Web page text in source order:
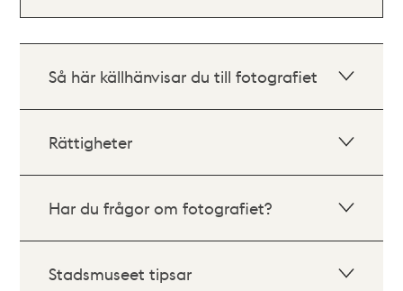
Så här källhänvisar du till fotografiet
Rättigheter
Har du frågor om fotografiet?
Stadsmuseet tipsar